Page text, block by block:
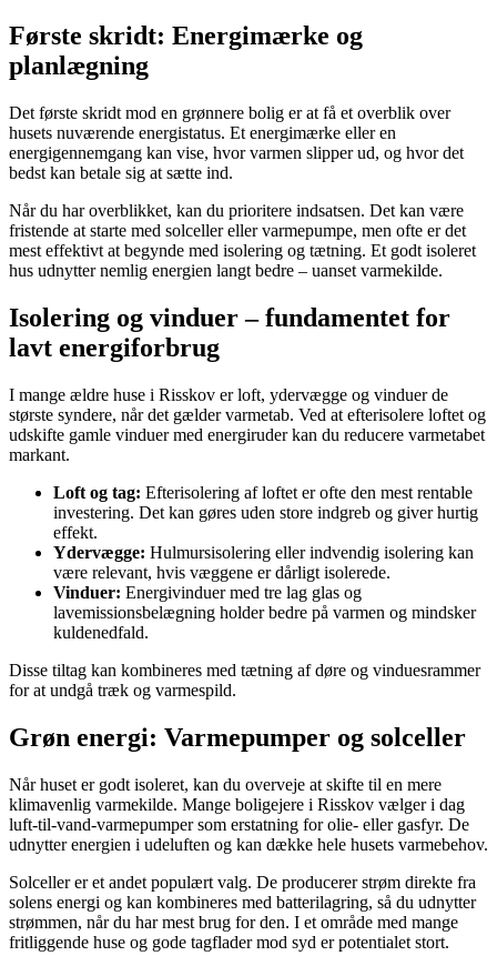
Første skridt: Energimærke og
planlægning
Det første skridt mod en grønnere bolig er at få et overblik over
husets nuværende energistatus. Et energimærke eller en
energigennemgang kan vise, hvor varmen slipper ud, og hvor det
bedst kan betale sig at sætte ind.
Når du har overblikket, kan du prioritere indsatsen. Det kan være
fristende at starte med solceller eller varmepumpe, men ofte er det
mest effektivt at begynde med isolering og tætning. Et godt isoleret
hus udnytter nemlig energien langt bedre – uanset varmekilde.
Isolering og vinduer – fundamentet for
lavt energiforbrug
I mange ældre huse i Risskov er loft, ydervægge og vinduer de
største syndere, når det gælder varmetab. Ved at efterisolere loftet og
udskifte gamle vinduer med energiruder kan du reducere varmetabet
markant.
Loft og tag: Efterisolering af loftet er ofte den mest rentable
investering. Det kan gøres uden store indgreb og giver hurtig
effekt.
Ydervægge: Hulmursisolering eller indvendig isolering kan
være relevant, hvis væggene er dårligt isolerede.
Vinduer: Energivinduer med tre lag glas og
lavemissionsbelægning holder bedre på varmen og mindsker
kuldenedfald.
Disse tiltag kan kombineres med tætning af døre og vinduesrammer
for at undgå træk og varmespild.
Grøn energi: Varmepumper og solceller
Når huset er godt isoleret, kan du overveje at skifte til en mere
klimavenlig varmekilde. Mange boligejere i Risskov vælger i dag
luft-til-vand-varmepumper som erstatning for olie- eller gasfyr. De
udnytter energien i udeluften og kan dække hele husets varmebehov.
Solceller er et andet populært valg. De producerer strøm direkte fra
solens energi og kan kombineres med batterilagring, så du udnytter
strømmen, når du har mest brug for den. I et område med mange
fritliggende huse og gode tagflader mod syd er potentialet stort.